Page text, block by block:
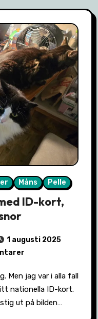
Måns Pelle
ID-kort,
1 augusti 2025
nationella ID-kort.
ut på bilden…